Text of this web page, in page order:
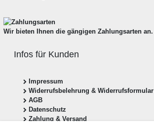
Wir bieten Ihnen die gängigen Zahlungsarten an.
Infos für Kunden
Impressum
Widerrufsbelehrung & Widerrufsformular
AGB
Datenschutz
Zahlung & Versand